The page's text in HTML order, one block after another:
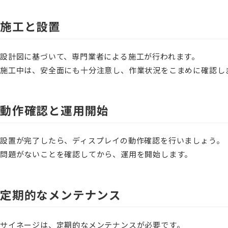
施工と設置
設計図に基づいて、専門業者による施工が行われます。
施工中は、安全面にも十分注意し、作業状況をこまめに確認し
動作確認と運用開始
設置が完了したら、ディスプレイの動作確認を行いましょう。
問題がないことを確認してから、運用を開始します。
定期的なメンテナンス
サイネージは、定期的なメンテナンスが必要です。